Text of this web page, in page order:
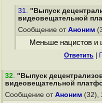
31. "Выпуск
видеовещательной
Сообщение от Аноним
Меньше нацистов и
Ответить
32. "Выпуск
видеовещательной
Сообщение от Аноним (32),